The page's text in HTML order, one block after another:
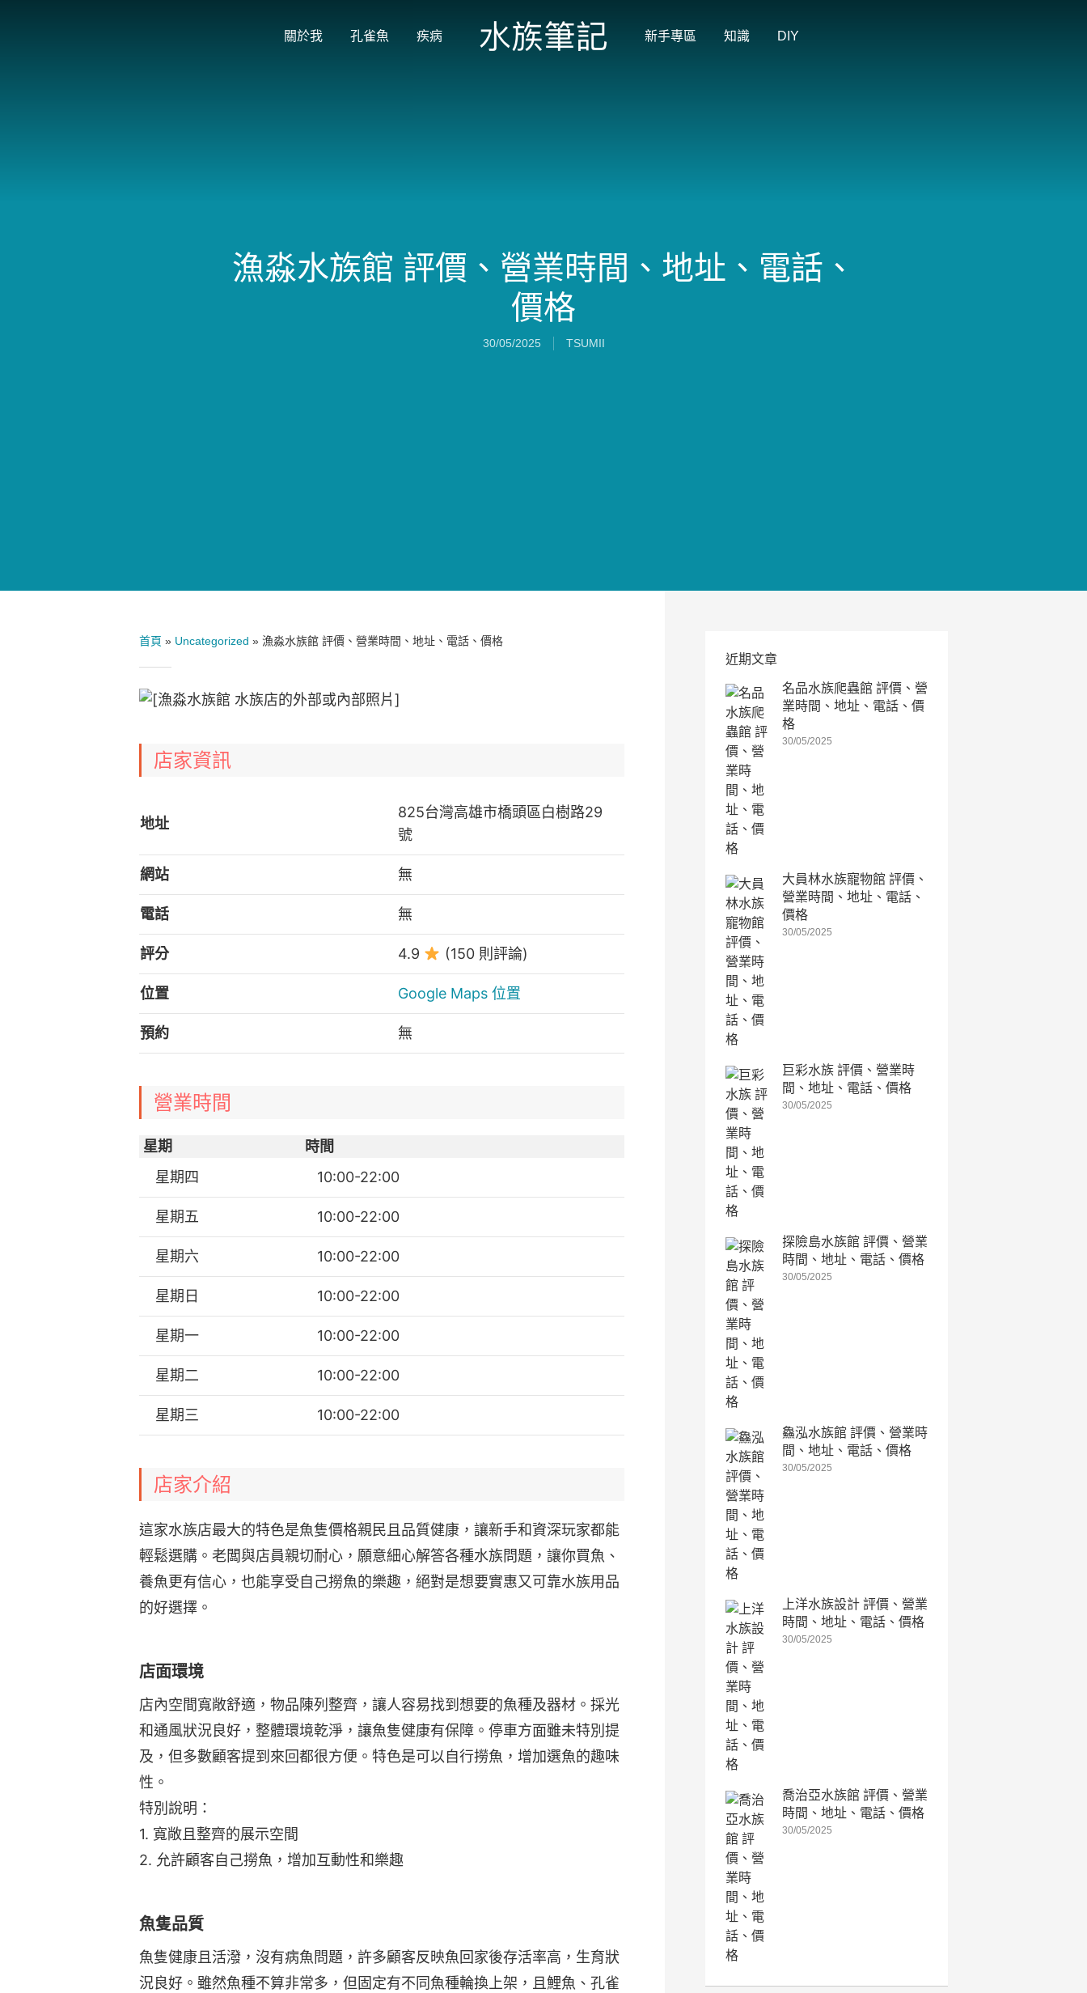
關於我 孔雀魚 疾病 新手專區 知識 DIY
漁淼水族館 評價、營業時間、地址、電話、
價格
30/05/2025 TSUMII
首頁 » Uncategorized » 漁淼水族館 評價、營業時間、地址、電話、價格
店家資訊
地址
825台灣高雄市橋頭區白樹路29
號
網站 無
電話 無
評分 4.9 (150 則評論)
位置 Google Maps 位置
預約 無
營業時間
星期
時間
星期四
10:00-22:00
星期五 10:00-22:00
星期六 10:00-22:00
星期日 10:00-22:00
星期一 10:00-22:00
星期二 10:00-22:00
星期三 10:00-22:00
店家介紹
這家水族店最大的特色是魚隻價格親民且品質健康，讓新手和資深玩家都能
輕鬆選購。老闆與店員親切耐心，願意細心解答各種水族問題，讓你買魚、
養魚更有信心，也能享受自己撈魚的樂趣，絕對是想要實惠又可靠水族用品
的好選擇。
店面環境
店內空間寬敞舒適，物品陳列整齊，讓人容易找到想要的魚種及器材。採光
和通風狀況良好，整體環境乾淨，讓魚隻健康有保障。停車方面雖未特別提
及，但多數顧客提到來回都很方便。特色是可以自行撈魚，增加選魚的趣味
性。
特別說明：
1. 寬敞且整齊的展示空間
2. 允許顧客自己撈魚，增加互動性和樂趣
魚隻品質
魚隻健康且活潑，沒有病魚問題，許多顧客反映魚回家後存活率高，生育狀
況良好。雖然魚種不算非常多，但固定有不同魚種輪換上架，且鯉魚、孔雀
近期文章
名品水族爬蟲館 評價、營
業時間、地址、電話、價
格
30/05/2025
大員林水族寵物館 評價、
營業時間、地址、電話、
價格
30/05/2025
巨彩水族 評價、營業時
間、地址、電話、價格
30/05/2025
探險島水族館 評價、營業
時間、地址、電話、價格
30/05/2025
鱻泓水族館 評價、營業時
間、地址、電話、價格
30/05/2025
上洋水族設計 評價、營業
時間、地址、電話、價格
30/05/2025
喬治亞水族館 評價、營業
時間、地址、電話、價格
30/05/2025